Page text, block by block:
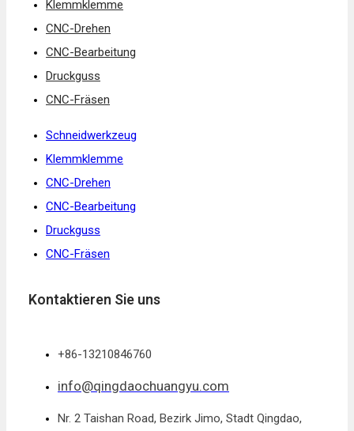
Klemmklemme
CNC-Drehen
CNC-Bearbeitung
Druckguss
CNC-Fräsen
Schneidwerkzeug
Klemmklemme
CNC-Drehen
CNC-Bearbeitung
Druckguss
CNC-Fräsen
Kontaktieren Sie uns
+86-13210846760
info@qingdaochuangyu.com
Nr. 2 Taishan Road, Bezirk Jimo, Stadt Qingdao,